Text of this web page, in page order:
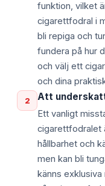
funktion, vilket
cigarettfodral i
bli repiga och
fundera på hur
och välj ett
och dina
2 Att
Ett vanligt
cigarettfodralet
hållbarhet och
men kan bli
känns